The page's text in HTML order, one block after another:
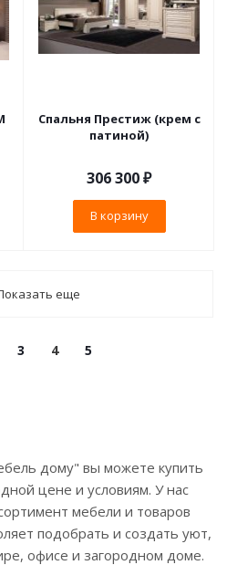
Спальня Престиж (крем с
патиной)
306 300₽
В корзину
еще
3 4 5
дому" вы можете купить
цене и условиям. У нас
мебели и товаров
подобрать и создать уют,
офисе и загородном доме.